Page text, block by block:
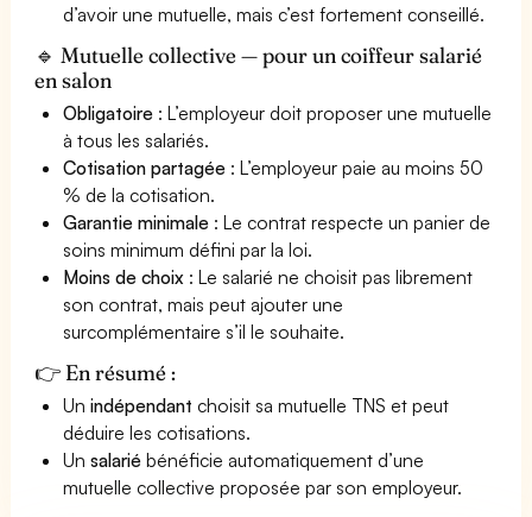
d’avoir une mutuelle, mais c’est fortement conseillé.
🔹 Mutuelle collective — pour un coiffeur salarié
en salon
Obligatoire : L’employeur doit proposer une mutuelle
à tous les salariés.
Cotisation partagée : L’employeur paie au moins 50
% de la cotisation.
Garantie minimale : Le contrat respecte un panier de
soins minimum défini par la loi.
Moins de choix : Le salarié ne choisit pas librement
son contrat, mais peut ajouter une
surcomplémentaire s’il le souhaite.
👉 En résumé :
Unindépendant choisit sa mutuelle TNS et peut
déduire les cotisations.
Unsalarié bénéficie automatiquement d’une
mutuelle collective proposée par son employeur.